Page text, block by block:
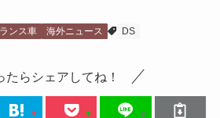
ンス車 海外ニュース DS
たらシェアしてね！